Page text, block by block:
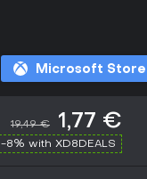
Microsoft Store
19,49 € 1,77 €
-8% with XD8DEALS